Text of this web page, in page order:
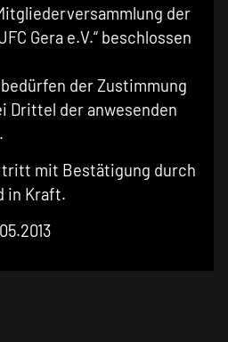
der
Gera e.V.“ beschlossen
der Zustimmung
Drittel der anwesenden
tritt mit Bestätigung durch
in Kraft.